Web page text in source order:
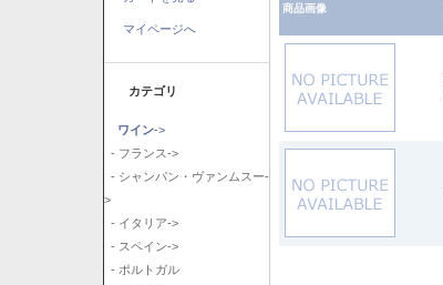
マイページへ
カテゴリ
ワイン->
- フランス->
- シャンパン・ヴァンムスー-
>
- イタリア->
- スペイン->
- ポルトガル
商品画像